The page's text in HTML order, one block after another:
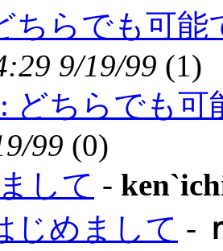
ちらでも可能
9/19/99 (1)
どちらでも可
99 (0)
して -
じめまして -